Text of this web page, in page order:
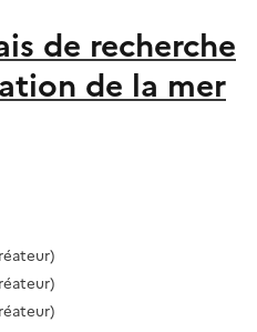
de recherche
de la mer